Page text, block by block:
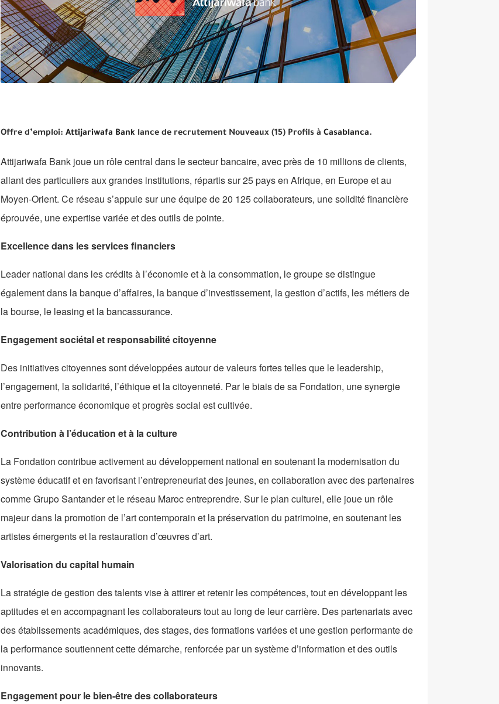
Offre d’emploi: Attijariwafa Bank lance de recrutement Nouveaux (15) Profils à Casablanca.
Attijariwafa Bank joue un rôle central dans le secteur bancaire, avec près de 10 millions de clients,
allant des particuliers aux grandes institutions, répartis sur 25 pays en Afrique, en Europe et au
Moyen-Orient. Ce réseau s’appuie sur une équipe de 20 125 collaborateurs, une solidité financière
éprouvée, une expertise variée et des outils de pointe.
Excellence dans les services financiers
Leader national dans les crédits à l’économie et à la consommation, le groupe se distingue
également dans la banque d’affaires, la banque d’investissement, la gestion d’actifs, les métiers de
la bourse, le leasing et la bancassurance.
Engagement sociétal et responsabilité citoyenne
Des initiatives citoyennes sont développées autour de valeurs fortes telles que le leadership,
l’engagement, la solidarité, l’éthique et la citoyenneté. Par le biais de sa Fondation, une synergie
entre performance économique et progrès social est cultivée.
Contribution à l’éducation et à la culture
La Fondation contribue activement au développement national en soutenant la modernisation du
système éducatif et en favorisant l’entrepreneuriat des jeunes, en collaboration avec des partenaires
comme Grupo Santander et le réseau Maroc entreprendre. Sur le plan culturel, elle joue un rôle
majeur dans la promotion de l’art contemporain et la préservation du patrimoine, en soutenant les
artistes émergents et la restauration d’œuvres d’art.
Valorisation du capital humain
La stratégie de gestion des talents vise à attirer et retenir les compétences, tout en développant les
aptitudes et en accompagnant les collaborateurs tout au long de leur carrière. Des partenariats avec
des établissements académiques, des stages, des formations variées et une gestion performante de
la performance soutiennent cette démarche, renforcée par un système d’information et des outils
innovants.
Engagement pour le bien-être des collaborateurs